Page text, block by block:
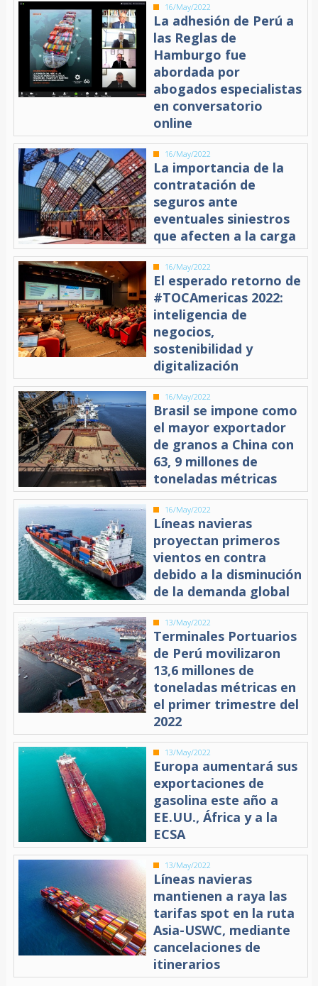
16/May/2022
La adhesión de Perú a
las Reglas de
Hamburgo fue
abordada por
abogados especialistas
en conversatorio
online
16/May/2022
La importancia de la
contratación de
seguros ante
eventuales siniestros
que afecten a la carga
16/May/2022
El esperado retorno de
#TOCAmericas 2022:
inteligencia de
negocios,
sostenibilidad y
digitalización
16/May/2022
Brasil se impone como
el mayor exportador
de granos a China con
63, 9 millones de
toneladas métricas
16/May/2022
Líneas navieras
proyectan primeros
vientos en contra
debido a la disminución
de la demanda global
13/May/2022
Terminales Portuarios
de Perú movilizaron
13,6 millones de
toneladas métricas en
el primer trimestre del
2022
13/May/2022
Europa aumentará sus
exportaciones de
gasolina este año a
EE.UU., África y a la
ECSA
13/May/2022
Líneas navieras
mantienen a raya las
tarifas spot en la ruta
Asia-USWC, mediante
cancelaciones de
itinerarios